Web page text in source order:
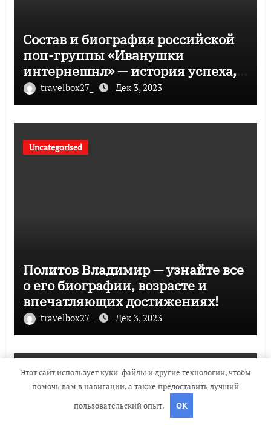
Состав и биография российской
поп-группы «Иванушки
интернешнл» — история успеха,
музыка и судьбы участников
travelbox27_ Дек 3, 2023
Uncategorised
Политов Владимир — узнайте все
о его биографии, возрасте и
впечатляющих достижениях!
travelbox27_ Дек 3, 2023
Uncategorised
Этот сайт использует куки-файлы и другие технологии, чтобы
помочь вам в навигации, а также предоставить лучший
пользовательский опыт.
OK